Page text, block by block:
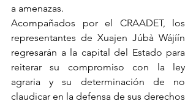
a amenazas.
Acompañados por el CRAADET, los
representantes de Xuajen Júbà Wájíín
regresarán a la capital del Estado para
reiterar su compromiso con la ley
agraria y su determinación de no
claudicar en la defensa de sus derechos